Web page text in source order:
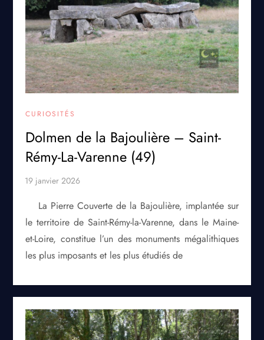
CURIOSITÉS
Dolmen de la Bajoulière – Saint-
Rémy-La-Varenne (49)
La Pierre Couverte de la Bajoulière, implantée sur
le territoire de Saint-Rémy-la-Varenne, dans le Maine-
et-Loire, constitue l’un des monuments mégalithiques
les plus imposants et les plus étudiés de